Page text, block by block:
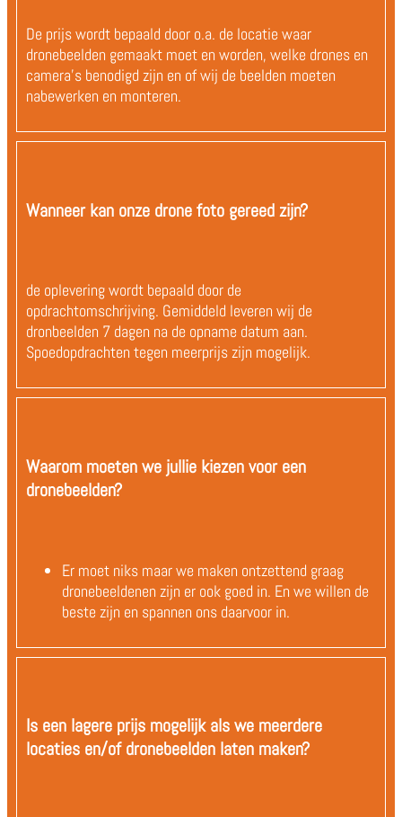
De prijs wordt bepaald door o.a. de locatie waar
dronebeelden gemaakt moet en worden, welke drones en
camera's benodigd zijn en of wij de beelden moeten
nabewerken en monteren.
Wanneer kan onze drone foto gereed zijn?
de oplevering wordt bepaald door de
opdrachtomschrijving. Gemiddeld leveren wij de
dronbeelden 7 dagen na de opname datum aan.
Spoedopdrachten tegen meerprijs zijn mogelijk.
Waarom moeten we jullie kiezen voor een
dronebeelden?
Er moet niks maar we maken ontzettend graag
dronebeeldenen zijn er ook goed in. En we willen de
beste zijn en spannen ons daarvoor in.
Is een lagere prijs mogelijk als we meerdere
locaties en/of dronebeelden laten maken?